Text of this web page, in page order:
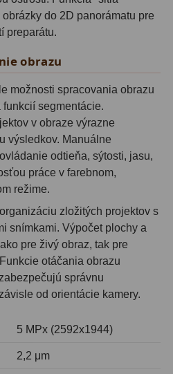
do 2D panorámatu pre
preparátu.
obrazu
možnosti spracovania obrazu
segmentácie.
v obraze výrazne
výsledkov. Manuálne
odtieňa, sýtosti, jasu,
práce v farebnom,
režime.
zložitých projektov s
snímkami. Výpočet plochy a
pre živý obraz, tak pre
otáčania obrazu
správnu
od orientácie kamery.
5 MPx (2592x1944)
2,2 μm